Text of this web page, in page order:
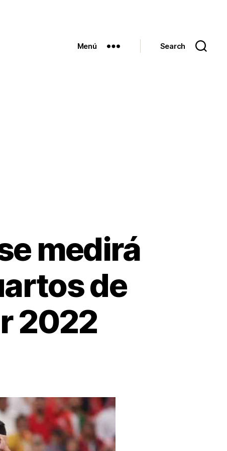
Menú Search
medirá
de
2022